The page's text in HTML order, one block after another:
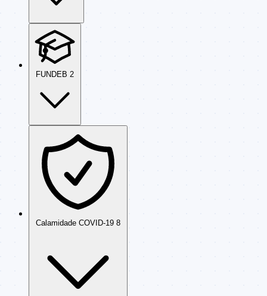
FUNDEB 2
Calamidade COVID-19 8